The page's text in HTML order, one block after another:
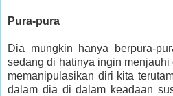
Pura-pura
Dia mungkin hanya berpura-
sedang di hatinya ingin
memanipulasikan diri kita
dalam dia di dalam keadaan